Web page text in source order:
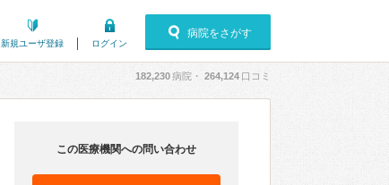
新規ユーザ登録 ログイン
病院をさがす
182,230病院・ 264,124 口コミ
この医療機関への問い合わせ